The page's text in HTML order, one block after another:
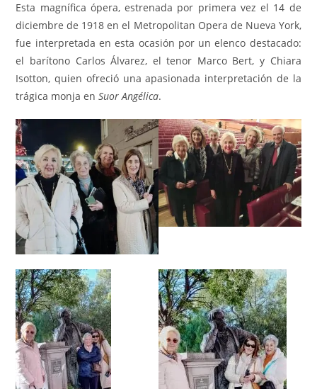
Esta magnífica ópera, estrenada por primera vez el 14 de
diciembre de 1918 en el Metropolitan Opera de Nueva York,
fue interpretada en esta ocasión por un elenco destacado:
el barítono Carlos Álvarez, el tenor Marco Bert, y Chiara
Isotton, quien ofreció una apasionada interpretación de la
trágica monja enSuor Angélica.